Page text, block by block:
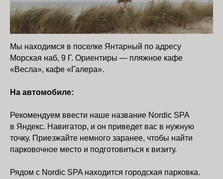
Мы находимся в поселке Янтарный по адресу
Морская наб, 9 Г. Ориентиры — пляжное кафе
«Весла», кафе «Галера».
На автомобиле:
Рекомендуем ввести наше название Nordic SPA
в Яндекс. Навигатор, и он приведет вас в нужную
точку. Приезжайте немного заранее, чтобы найти
парковочное место и подготовиться к визиту.
Рядом с Nordic SPA находится городская парковка.